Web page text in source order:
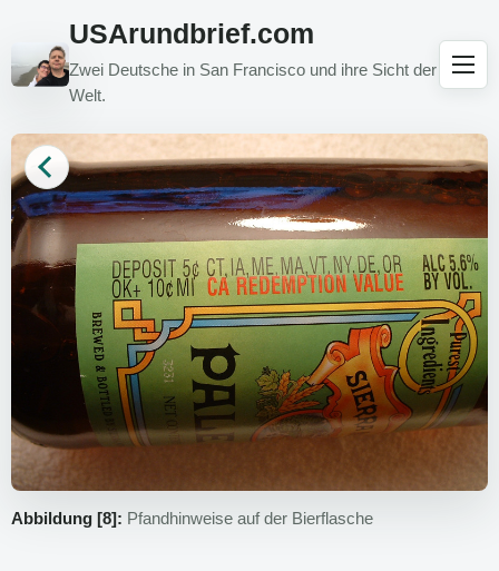
USArundbrief.com
Zwei Deutsche in San Francisco und ihre Sicht der
Welt.
Abbildung [8]: Pfandhinweise auf der Bierflasche